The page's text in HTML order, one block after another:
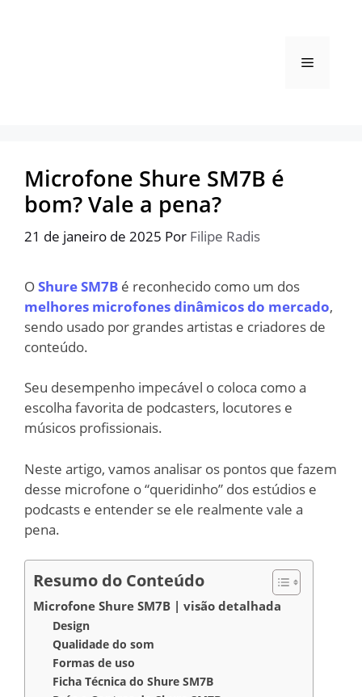
Menu
Microfone Shure SM7B é
bom? Vale a pena?
21 de janeiro de 2025 Por Filipe Radis
OShure SM7B é reconhecido como um dos
melhores microfones dinâmicos do mercado,
sendo usado por grandes artistas e criadores de
conteúdo.
Seu desempenho impecável o coloca como a
escolha favorita de podcasters, locutores e
músicos profissionais.
Neste artigo, vamos analisar os pontos que fazem
desse microfone o “queridinho” dos estúdios e
podcasts e entender se ele realmente vale a
pena.
Resumo do Conteúdo
Microfone Shure SM7B | visão detalhada
Design
Qualidade do som
Formas de uso
Ficha Técnica do Shure SM7B